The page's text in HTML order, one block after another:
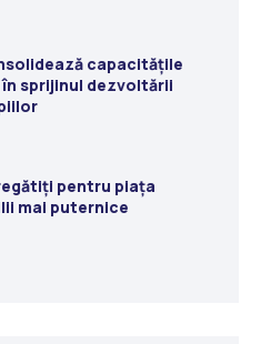
capacitățile
sprijinul dezvoltării
pentru piața
mai puternice